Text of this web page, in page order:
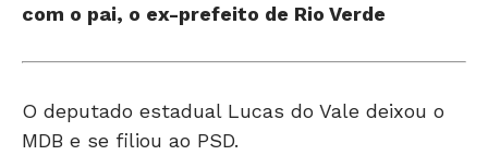
com o pai, o ex-prefeito de Rio Verde
O deputado estadual Lucas do Vale deixou o
MDB e se filiou ao PSD.